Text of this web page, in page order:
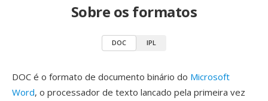
Sobre os formatos
DOC IPL
DOC é o formato de documento binário do Microsoft
Word, o processador de texto lancado pela primeira vez